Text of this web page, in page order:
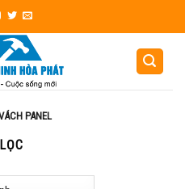
PANEL
LỌC